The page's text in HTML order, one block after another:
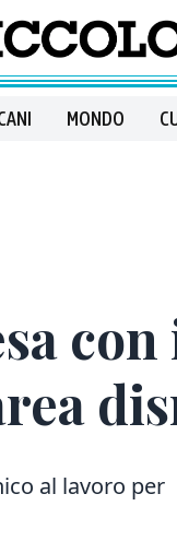
MONDO
al lavoro per